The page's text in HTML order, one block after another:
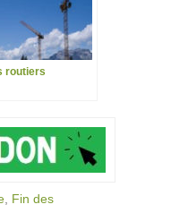
routiers
Fin des